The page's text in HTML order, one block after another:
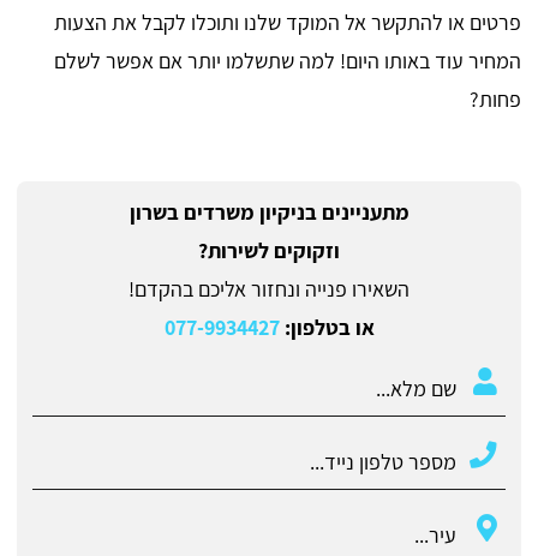
פרטים או להתקשר אל המוקד שלנו ותוכלו לקבל את הצעות
המחיר עוד באותו היום! למה שתשלמו יותר אם אפשר לשלם
פחות?
מתעניינים בניקיון משרדים בשרון
וזקוקים לשירות?
השאירו פנייה ונחזור אליכם בהקדם!
או בטלפון:077-9934427